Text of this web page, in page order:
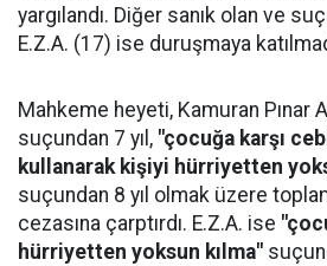
yargılandı. Diğer sanık olan ve
E.Z.A. (17) ise duruşmaya
Mahkeme heyeti, Kamuran Pınar
suçundan 7 yıl, "çocuğa karşı
kullanarak kişiyi hürriyetten
suçundan 8 yıl olmak üzere
cezasına çarptırdı. E.Z.A. ise
hürriyetten yoksun kılma"